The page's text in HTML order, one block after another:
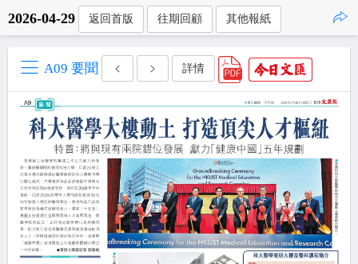
2026-04-29 返回首版 往期回顧 其他報紙
A09 要聞 詳情